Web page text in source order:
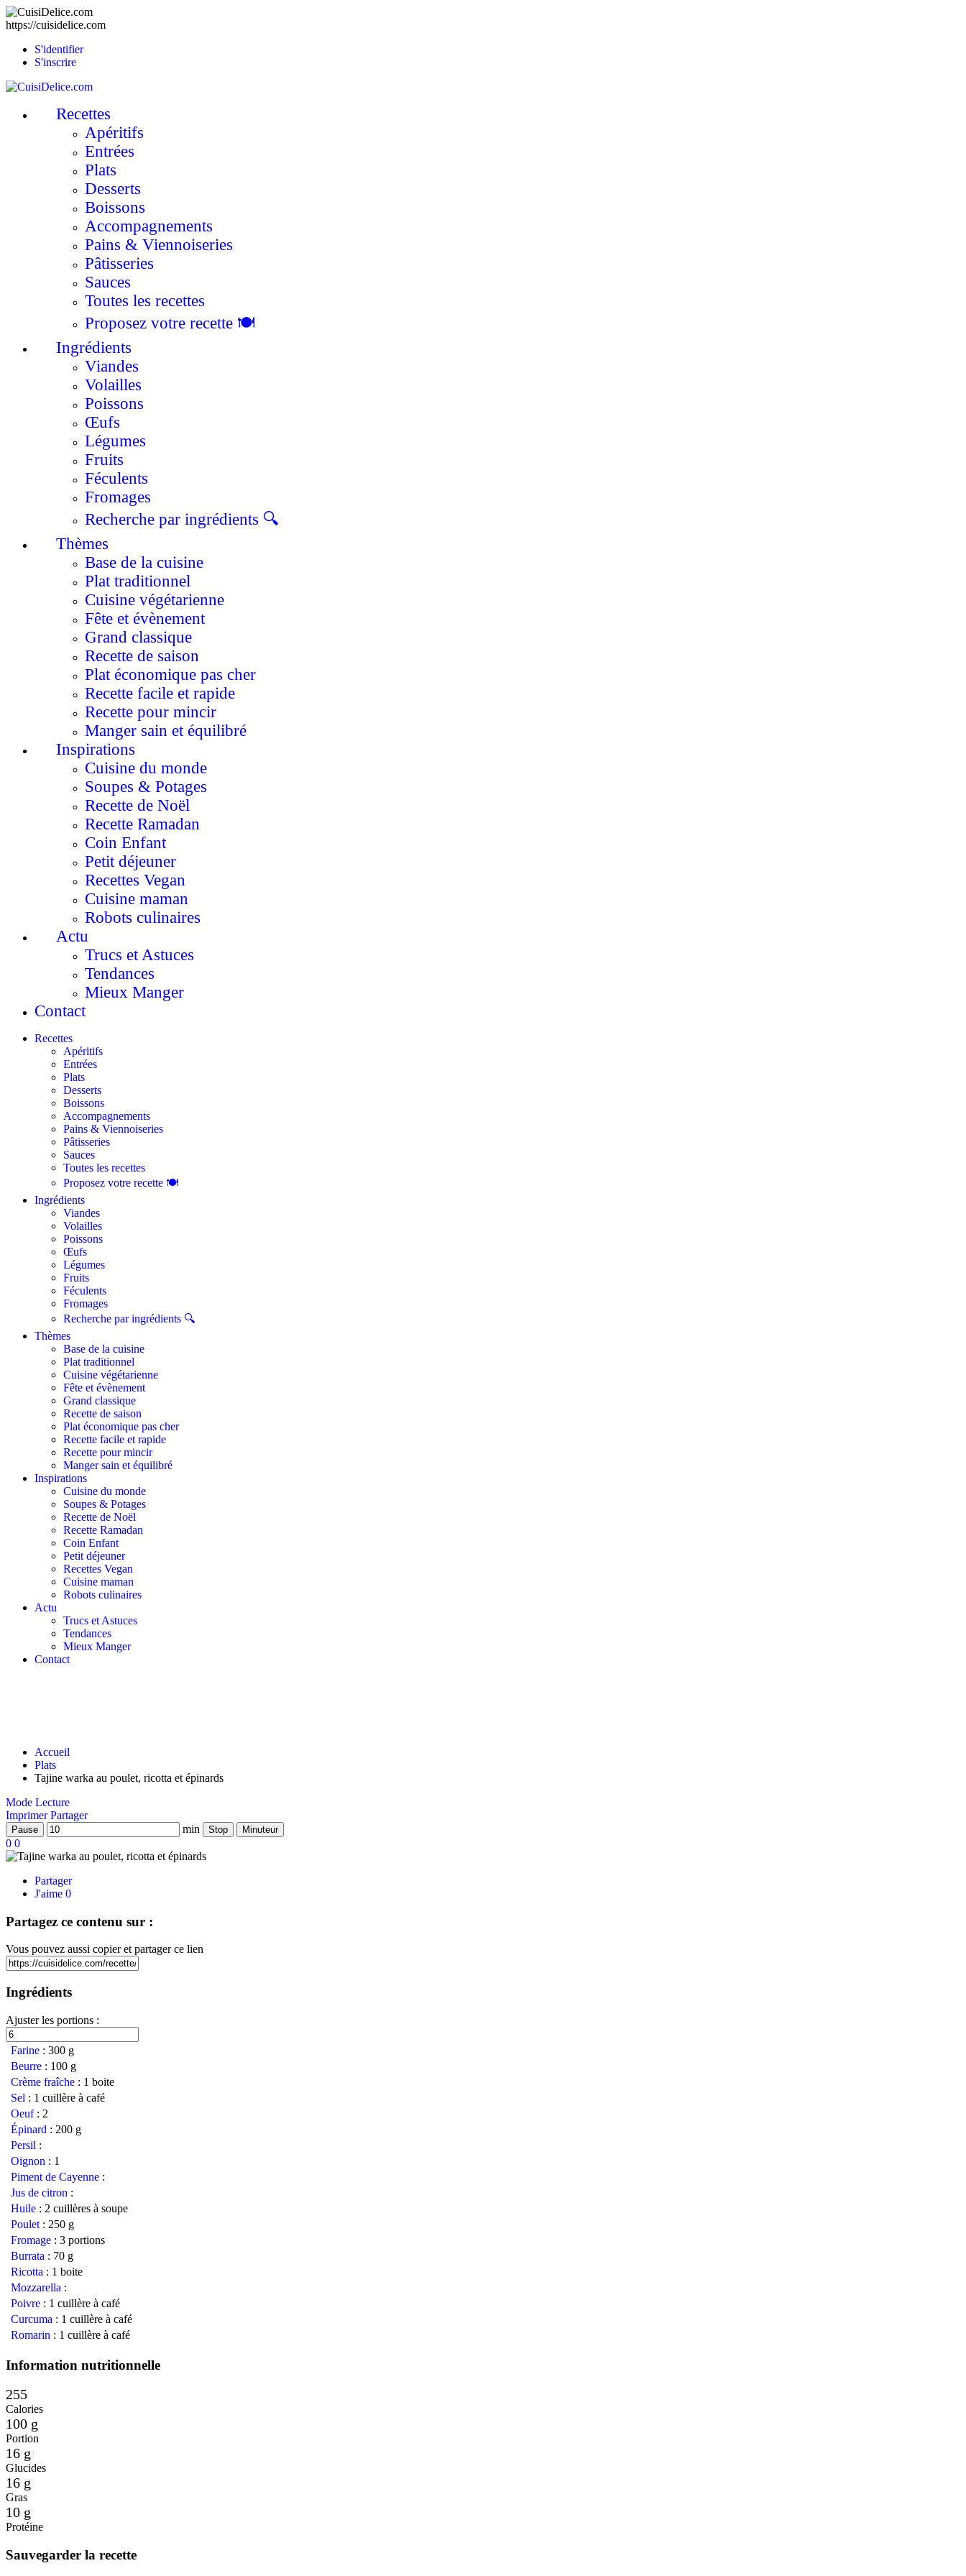
https://cuisidelice.com
S'identifier
S'inscrire
Recettes
Apéritifs
Entrées
Plats
Desserts
Boissons
Accompagnements
Pains & Viennoiseries
Pâtisseries
Sauces
Toutes les recettes
Proposez votre recette 🍽️
Ingrédients
Viandes
Volailles
Poissons
Œufs
Légumes
Fruits
Féculents
Fromages
Recherche par ingrédients 🔍
Thèmes
Base de la cuisine
Plat traditionnel
Cuisine végétarienne
Fête et évènement
Grand classique
Recette de saison
Plat économique pas cher
Recette facile et rapide
Recette pour mincir
Manger sain et équilibré
Inspirations
Cuisine du monde
Soupes & Potages
Recette de Noël
Recette Ramadan
Coin Enfant
Petit déjeuner
Recettes Vegan
Cuisine maman
Robots culinaires
Actu
Trucs et Astuces
Tendances
Mieux Manger
Contact
Recettes
Apéritifs
Entrées
Plats
Desserts
Boissons
Accompagnements
Pains & Viennoiseries
Pâtisseries
Sauces
Toutes les recettes
Proposez votre recette 🍽️
Ingrédients
Viandes
Volailles
Poissons
Œufs
Légumes
Fruits
Féculents
Fromages
Recherche par ingrédients 🔍
Thèmes
Base de la cuisine
Plat traditionnel
Cuisine végétarienne
Fête et évènement
Grand classique
Recette de saison
Plat économique pas cher
Recette facile et rapide
Recette pour mincir
Manger sain et équilibré
Inspirations
Cuisine du monde
Soupes & Potages
Recette de Noël
Recette Ramadan
Coin Enfant
Petit déjeuner
Recettes Vegan
Cuisine maman
Robots culinaires
Actu
Trucs et Astuces
Tendances
Mieux Manger
Contact
Accueil
Plats
Tajine warka au poulet, ricotta et épinards
Mode Lecture
Imprimer Partager
Pause min Stop Minuteur
0 0
Partager
J'aime 0
Partagez ce contenu sur :
Vous pouvez aussi copier et partager ce lien
Ingrédients
Ajuster les portions :
Farine : 300 g
Beurre : 100 g
Crème fraîche : 1 boite
Sel : 1 cuillère à café
Oeuf : 2
Épinard : 200 g
Persil :
Oignon : 1
Piment de Cayenne :
Jus de citron :
Huile : 2 cuillères à soupe
Poulet : 250 g
Fromage : 3 portions
Burrata : 70 g
Ricotta : 1 boite
Mozzarella :
Poivre : 1 cuillère à café
Curcuma : 1 cuillère à café
Romarin : 1 cuillère à café
Information nutritionnelle
255
Calories
100 g
Portion
16 g
Glucides
16 g
Gras
10 g
Protéine
Sauvegarder la recette